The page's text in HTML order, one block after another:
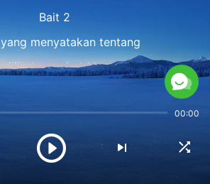
Bait 2
menyatakan tentang
dan wujud-Nya,
yang Dia ingin kau buat
yang tak Dia izinkan,
benci, siapa yang Dia kasihi.
00:00